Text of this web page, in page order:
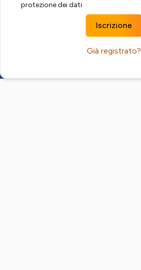
protezione dei dati.
Iscrizione
Già registrato?